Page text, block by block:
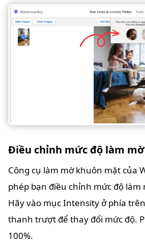
Điều chỉnh mức độ làm mờ
Công cụ làm mờ khuôn mặt của
phép bạn điều chỉnh mức độ làm
Hãy vào mục Intensity ở phía
thanh trượt để thay đổi mức độ.
100%.